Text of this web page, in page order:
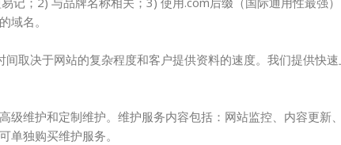
域名。
取决于网站的复杂程度和客户提供资料的速度。我们提供快
级维护和定制维护。维护服务内容包括：网站监控、内容更新
单独购买维护服务。